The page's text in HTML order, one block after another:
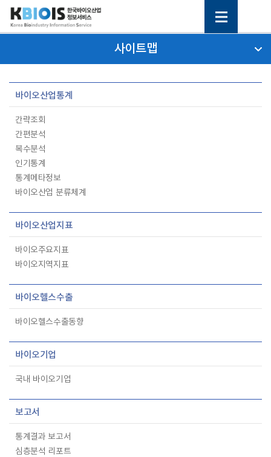
사이트맵
바이오산업통계
간략조회
간편분석
복수분석
인기통계
통계메타정보
바이오산업 분류체계
바이오산업지표
바이오주요지표
바이오지역지표
바이오헬스수출
바이오헬스수출동향
바이오기업
국내 바이오기업
보고서
통계결과 보고서
심층분석 리포트